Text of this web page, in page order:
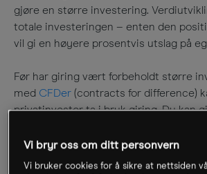
gjøre en større investering.
totale investeringen – enten den
vil gi en høyere prosentvis utslag på
Før har giring vært forbeholdt større
med CFDer (contracts for difference)
privatinvestor ta i bruk giring. Du kan
du å vite før du girer? Vi har sju
viktige å kjenne til:
Vi bryr oss om ditt personvern
Vi bruker cookies for å sikre at nettsiden